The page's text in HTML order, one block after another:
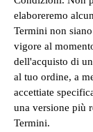
elaboreremo
Termini non
vigore al
dell'acquisto di
al tuo ordine, a
accettiate
una versione più
Termini.